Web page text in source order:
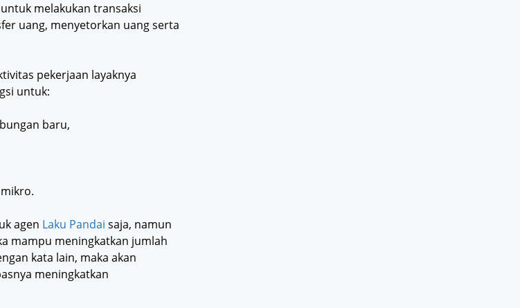
melakukan transaksi
uang, menyetorkan uang serta
pekerjaan layaknya
untuk:
baru,
agen Laku Pandai saja, namun
mampu meningkatkan jumlah
kata lain, maka akan
meningkatkan